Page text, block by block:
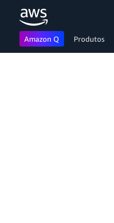
Amazon Q Produtos